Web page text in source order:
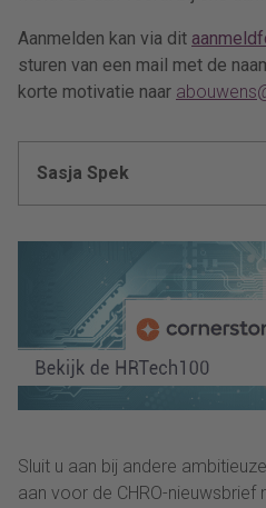
Aanmelden kan via dit
sturen van een mail met de
korte motivatie naar
Sasja Spek
Sluit u aan bij andere
aan voor de CHRO-